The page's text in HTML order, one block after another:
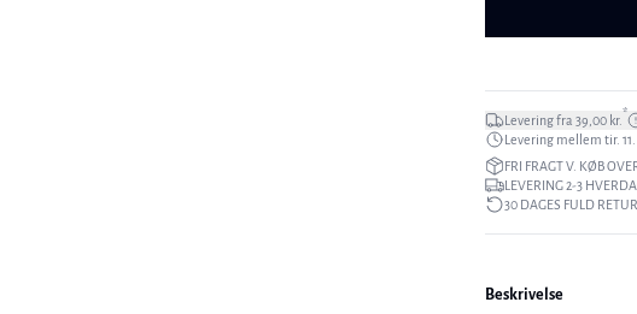
Levering fra 39,00 kr.*
Levering mellem tir. 11.
FRI FRAGT V. KØB
LEVERING 2-3
30 DAGES FULD
Beskrivelse